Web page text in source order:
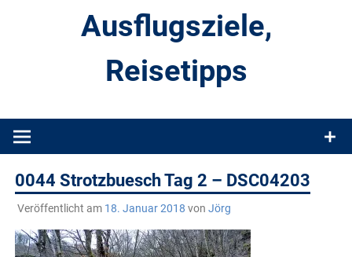
Ausflugsziele,
Reisetipps
Produkttests und Buchrezensionen. Ein Blog für alle, die gern
0044 Strotzbuesch Tag 2 – DSC04203
Veröffentlicht am 18. Januar 2018 von Jörg